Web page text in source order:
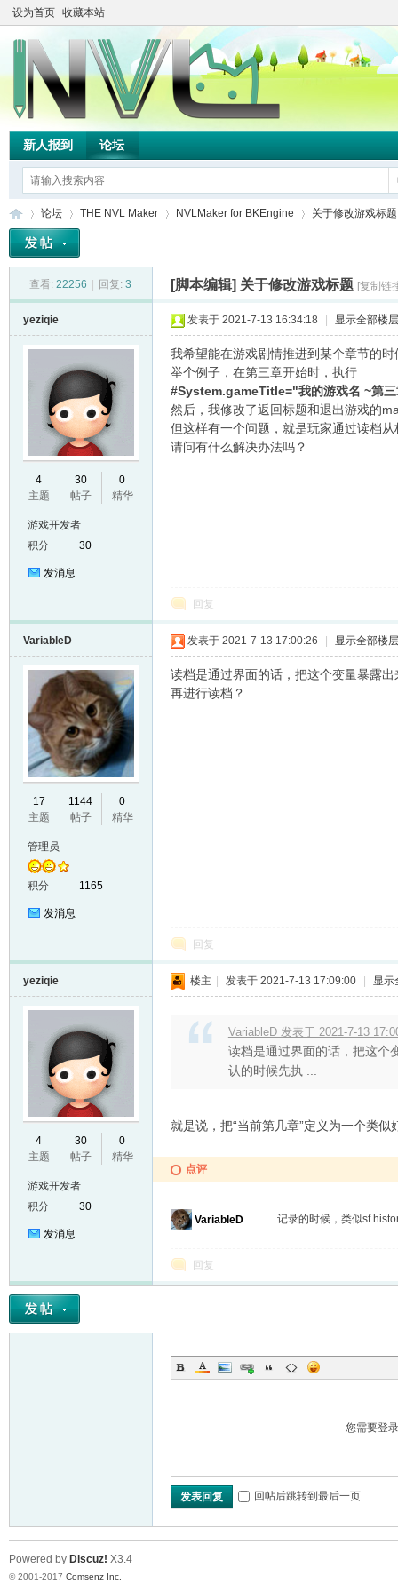
设为首页 收藏本站
新人报到 论坛
M
论坛
›
THE NVL Maker NVLMaker for BKEngine
›
关于修改游戏标题
查看: 22256 回复: 3 [脚本编辑] 关于修改游戏标题 [复制链
yeziqie
4
主题
30
帖子
0
精华
游戏开发者
积分
30
发消息
发表于 2021-7-13 16:34:18 显示全部楼层
我希望能在游戏剧情推进到某个章节的
举个例子，在第三章开始时，执行
#System.gameTitle="我的游戏名 ~第
然后，我修改了返回标题和退出游戏的
但这样有一个问题，就是玩家通过读档
请问有什么解决办法吗？
回复
VariableD
17
主题
1144
帖子
0
精华
管理员
积分 1165
发消息
发表于 2021-7-13 17:00:26 显示全部楼层
读档是通过界面的话，把这个变量暴露
再进行读档？
回复
yeziqie
4
主题
30
帖子
0
精华
游戏开发者
积分
30
发消息
楼主 发表于 2021-7-13 17:09:00 显示
VariableD 发表于 2021-7-13
读档是通过界面的话，把这个
认的时候先执 ...
就是说，把“当前第几章”定义为一个类
点评
VariableD 记录的时候，类似
回复
您需要登
发表回复 回帖后跳转到最后一页
Powered by Discuz! X3.4
© 2001-2017 Comsenz Inc.